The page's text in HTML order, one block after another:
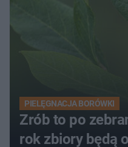
PIELĘGNACJA BORÓWKI
Zrób to po
rok zbiory będą